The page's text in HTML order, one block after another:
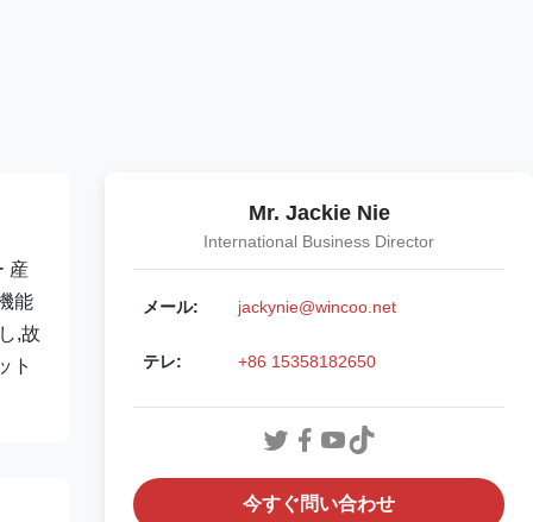
産
能
,故
ト
Mr. Jackie Nie
International Business Director
メール: jackynie@wincoo.net
テレ: +86 15358182650
今すぐ問い合わせ